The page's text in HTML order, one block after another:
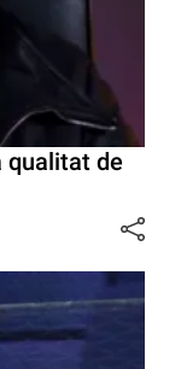
qualitat de